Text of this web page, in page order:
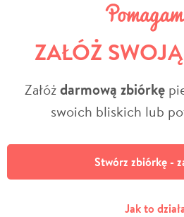
ZAŁÓŻ
Załóżdarmową zbiórkę
swoich bliskich lub
Stwórz zbiórkę -
Jak to